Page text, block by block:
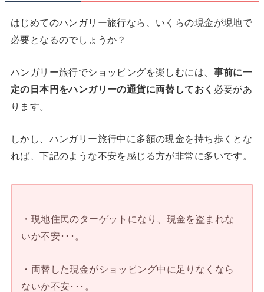
はじめてのハンガリー旅行なら、いくらの現金が現地で
必要となるのでしょうか？
ハンガリー旅行でショッピングを楽しむには、 事前に一
定の日本円をハンガリーの通貨に両替しておく 必要があ
ります。
しかし、ハンガリー旅行中に多額の現金を持ち歩くとな
れば、下記のような不安を感じる方が非常に多いです。
・現地住民のターゲットになり、現金を盗まれな
いか不安･･･。
・両替した現金がショッピング中に足りなくなら
ないか不安･･･。